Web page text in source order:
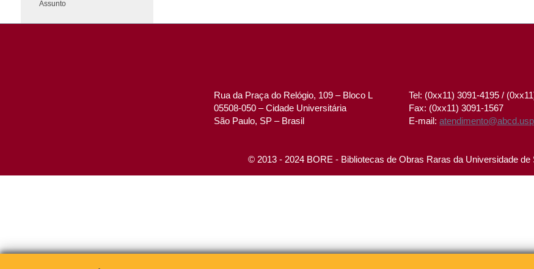
Assunto
Rua da Praça do Relógio, 109 – Bloco L
05508-050 – Cidade Universitária
São Paulo, SP – Brasil
Tel: (0xx11) 3091-4195 /
Fax: (0xx11) 3091-1567
E-mail:
© 2013 - 2024 BORE - Bibliotecas de Obras Raras da Universidade de